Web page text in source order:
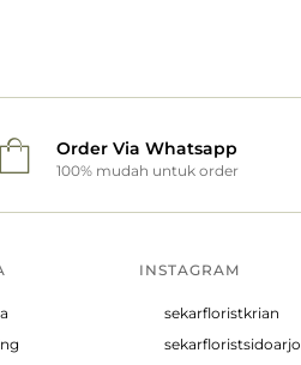
Order Via Whatsapp
100% mudah untuk order
INSTAGRAM
sekarfloristkrian
sekarfloristsidoarjo